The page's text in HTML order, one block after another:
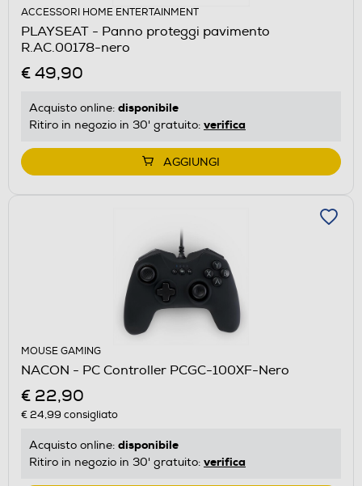
ACCESSORI HOME ENTERTAINMENT
PLAYSEAT - Panno proteggi pavimento
R.AC.00178-nero
€ 49,90
Acquisto online: disponibile
Ritiro in negozio in 30' gratuito: verifica
AGGIUNGI
MOUSE GAMING
NACON - PC Controller PCGC-100XF-Nero
€ 22,90
€ 24,99 consigliato
Acquisto online: disponibile
Ritiro in negozio in 30' gratuito: verifica